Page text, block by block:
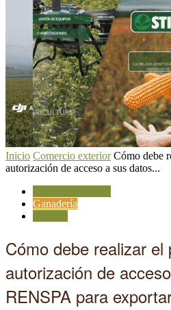
Inicio Comercio exterior Cómo debe
autorización de acceso a sus datos...
Ganadería
Cómo debe realizar el
autorización de
RENSPA para